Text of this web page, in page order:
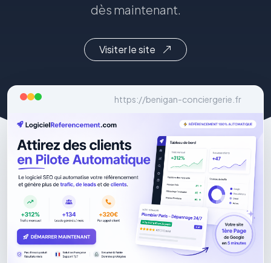
dès maintenant.
Visiter le site
https://benigan-conciergerie.fr